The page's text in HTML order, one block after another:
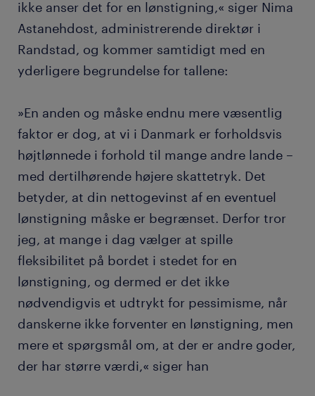
ikke anser det for en lønstigning,« siger Nima
Astanehdost, administrerende direktør i
Randstad, og kommer samtidigt med en
yderligere begrundelse for tallene:
»En anden og måske endnu mere væsentlig
faktor er dog, at vi i Danmark er forholdsvis
højtlønnede i forhold til mange andre lande –
med dertilhørende højere skattetryk. Det
betyder, at din nettogevinst af en eventuel
lønstigning måske er begrænset. Derfor tror
jeg, at mange i dag vælger at spille
fleksibilitet på bordet i stedet for en
lønstigning, og dermed er det ikke
nødvendigvis et udtrykt for pessimisme, når
danskerne ikke forventer en lønstigning, men
mere et spørgsmål om, at der er andre goder,
der har større værdi,« siger han